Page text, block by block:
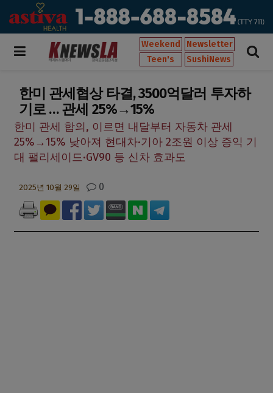
Weekend
Newsletter
Teen's
SushiNews
한미 관세협상 타결, 3500억달러 투자하
기로 … 관세 25%→15%
한미 관세 합의, 이르면 내달부터 자동차 관세
25%→15% 낮아져 현대차·기아 2조원 이상 증익 기
대 팰리세이드·GV90 등 신차 효과도
2025년 10월 29일 0